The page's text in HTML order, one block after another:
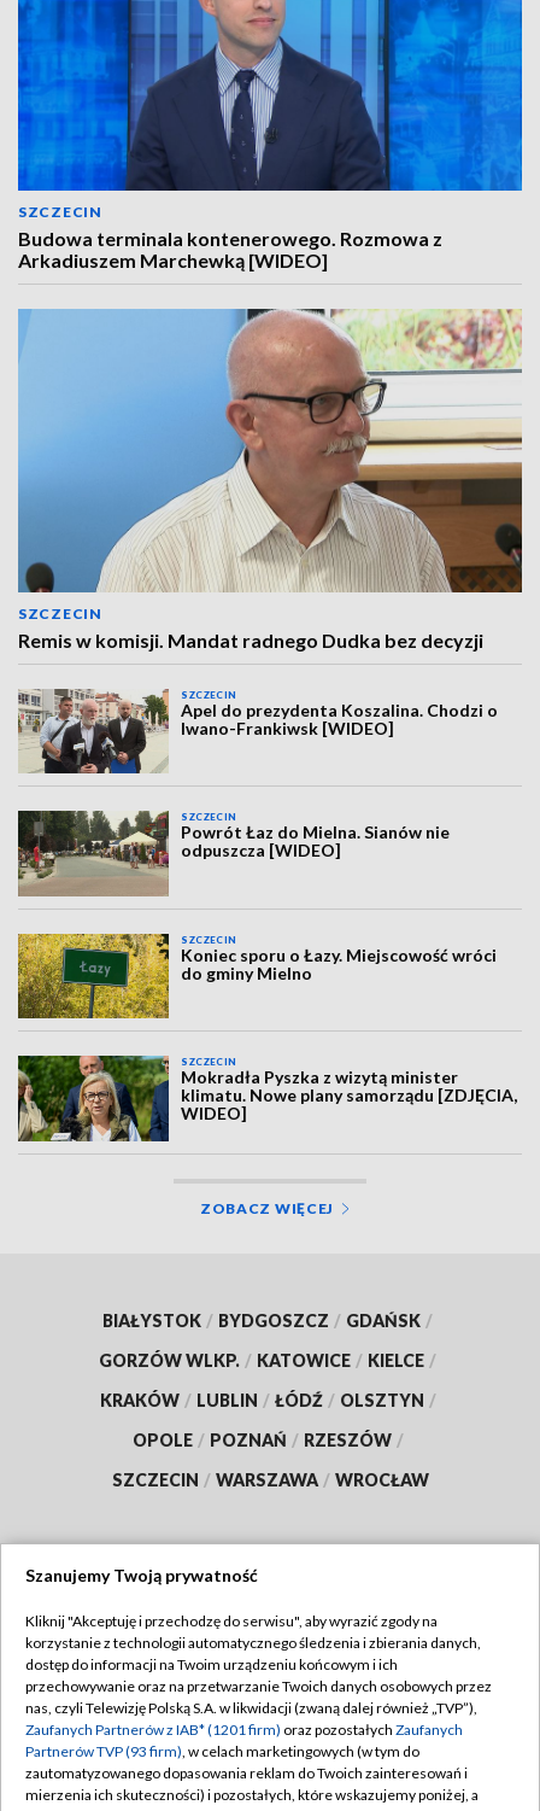
SZCZECIN
Budowa terminala kontenerowego. Rozmowa z
Arkadiuszem Marchewką [WIDEO]
SZCZECIN
Remis w komisji. Mandat radnego Dudka bez decyzji
SZCZECIN
Apel do prezydenta Koszalina. Chodzi o
Iwano-Frankiwsk [WIDEO]
SZCZECIN
Powrót Łaz do Mielna. Sianów nie
odpuszcza [WIDEO]
SZCZECIN
Koniec sporu o Łazy. Miejscowość wróci
do gminy Mielno
SZCZECIN
Mokradła Pyszka z wizytą minister
klimatu. Nowe plany samorządu [ZDJĘCIA,
WIDEO]
ZOBACZ WIĘCEJ
BIAŁYSTOK / BYDGOSZCZ / GDAŃSK /
GORZÓW WLKP. / KATOWICE / KIELCE /
KRAKÓW / LUBLIN / ŁÓDŹ / OLSZTYN /
OPOLE / POZNAŃ / RZESZÓW /
SZCZECIN / WARSZAWA / WROCŁAW
TVP
Abonament TVP
Emisja w TVP
Centrum informacji TVP
Naziemna Telewizja Cyfrowa
Regulamin TVP
Polityka prywatności
Moje zgody
Szanujemy Twoją prywatność
Kliknij "Akceptuję i przechodzę do serwisu", aby wyrazić zgody na
korzystanie z technologii automatycznego śledzenia i zbierania danych,
dostęp do informacji na Twoim urządzeniu końcowym i ich
przechowywanie oraz na przetwarzanie Twoich danych osobowych przez
nas, czyli Telewizję Polską S.A. w likwidacji (zwaną dalej również „TVP”),
Zaufanych Partnerów z IAB* (1201 firm) oraz pozostałych Zaufanych
Partnerów TVP (93 firm), w celach marketingowych (w tym do
zautomatyzowanego dopasowania reklam do Twoich zainteresowań i
mierzenia ich skuteczności) i pozostałych, które wskazujemy poniżej, a